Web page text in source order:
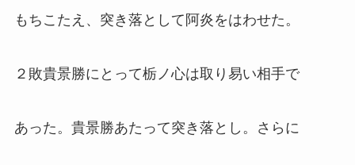
もちこたえ、突き落として阿炎をはわせた。
２敗貴景勝にとって栃ノ心は取り易い相手で
あった。貴景勝あたって突き落とし。さらに